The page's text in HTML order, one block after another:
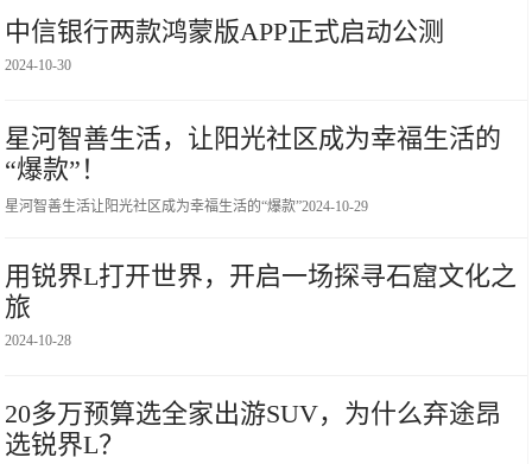
中信银行两款鸿蒙版APP正式启动公测
2024-10-30
星河智善生活，让阳光社区成为幸福生活的
“爆款”！
星河智善生活让阳光社区成为幸福生活的“爆款”2024-10-29
用锐界L打开世界，开启一场探寻石窟文化之
旅
2024-10-28
20多万预算选全家出游SUV，为什么弃途昂
选锐界L？